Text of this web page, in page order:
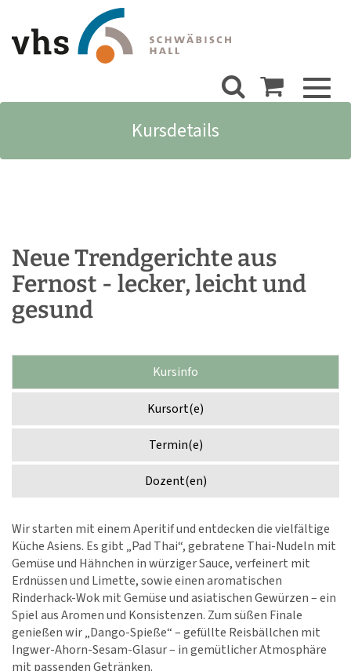
Kursdetails
Neue Trendgerichte aus
Fernost - lecker, leicht und
gesund
Kursinfo
Kursort(e)
Termin(e)
Dozent(en)
Wir starten mit einem Aperitif und entdecken die vielfältige
Küche Asiens. Es gibt „Pad Thai“, gebratene Thai-Nudeln mit
Gemüse und Hähnchen in würziger Sauce, verfeinert mit
Erdnüssen und Limette, sowie einen aromatischen
Rinderhack-Wok mit Gemüse und asiatischen Gewürzen – ein
Spiel aus Aromen und Konsistenzen. Zum süßen Finale
genießen wir „Dango-Spieße“ – gefüllte Reisbällchen mit
Ingwer-Ahorn-Sesam-Glasur – in gemütlicher Atmosphäre
mit passenden Getränken.